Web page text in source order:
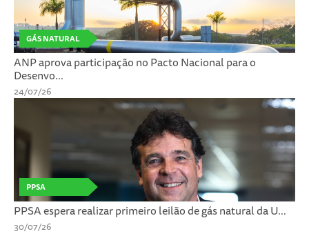
GÁS NATURAL
ANP aprova participação no Pacto Nacional para o
Desenvo...
24/07/26
PPSA
PPSA espera realizar primeiro leilão de gás natural da U...
30/07/26